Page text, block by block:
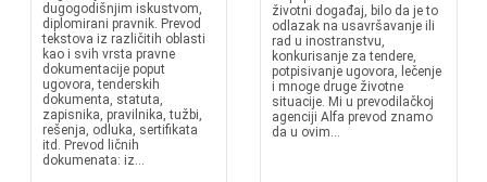
dugogodišnjim iskustvom,
diplomirani pravnik. Prevod
tekstova iz različitih oblasti
kao i svih vrsta pravne
dokumentacije poput
ugovora, tenderskih
dokumenta, statuta,
zapisnika, pravilnika, tužbi,
rešenja, odluka, sertifikata
itd. Prevod ličnih
dokumenata: iz...
životni događaj, bilo da je to
odlazak na usavršavanje ili
rad u inostranstvu,
konkurisanje za tendere,
potpisivanje ugovora, lečenje
i mnoge druge životne
situacije. Mi u prevodilačkoj
agenciji Alfa prevod znamo
da u ovim...